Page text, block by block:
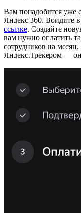
Вам понадобится уже
Яндекс 360. Войдите
ссылке. Создайте
вам нужно оплатить
сотрудников на
Яндекс.Трекером —